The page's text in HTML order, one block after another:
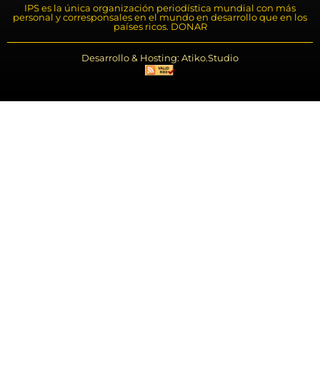
IPS es la única organización periodística mundial con más
personal y corresponsales en el mundo en desarrollo que en los
países ricos. DONAR
Desarrollo & Hosting: Atiko.Studio